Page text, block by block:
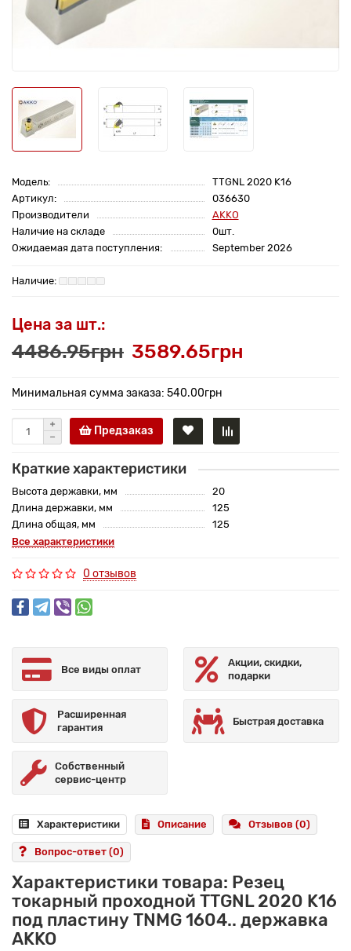
Модель:
TTGNL 2020 K16
Артикул:
036630
Производители
AKKO
Наличие на складе
0шт.
Ожидаемая дата поступления:
September 2026
Цена за шт.:
4486.95грн 3589.65грн
Минимальная сумма заказа: 540.00грн
Предзаказ
Краткие характеристики
Высота державки, мм
20
Длина державки, мм
125
Длина общая, мм
125
Все характеристики
0 отзывов
Все виды оплат
Акции, скидки,
подарки
Расширенная
гарантия
Быстрая доставка
Собственный
сервис-центр
Характеристики Описание Отзывов (0)
Вопрос-ответ (0)
Характеристики товара: Резец
токарный проходной TTGNL 2020 K16
под пластину TNMG 1604.. державка
AKKO